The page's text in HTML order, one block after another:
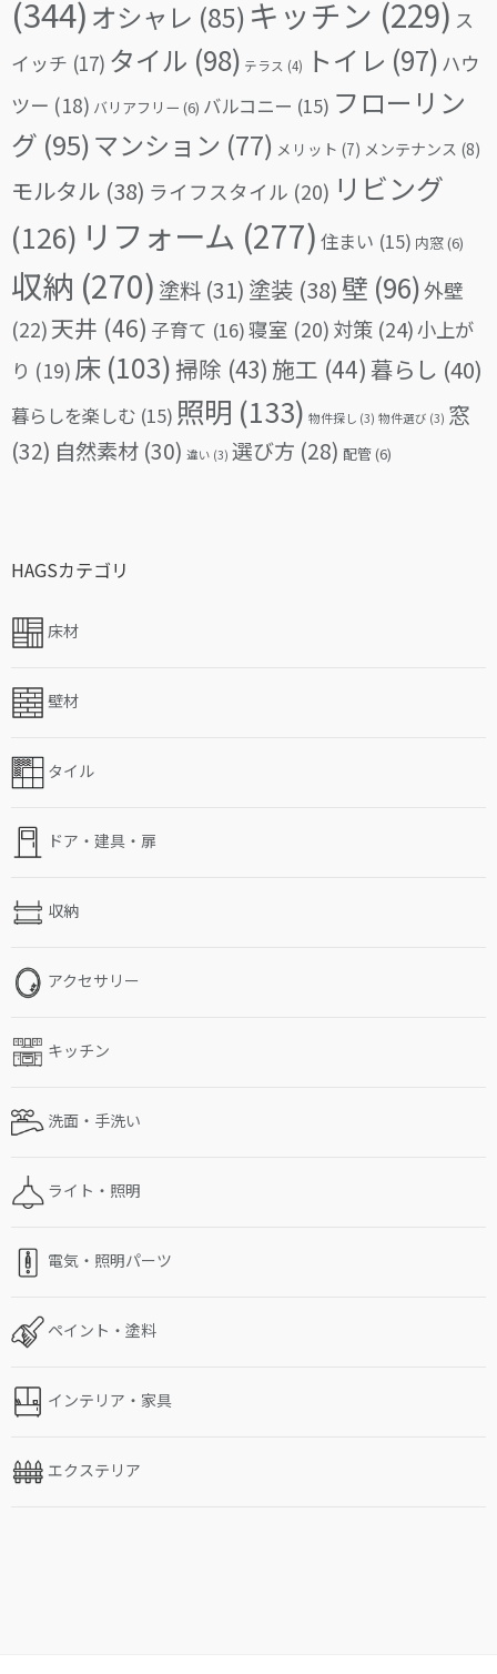
(344) オシャレ (85) キッチン (229) ス
イッチ (17) タイル (98) テラス (4) トイレ (97) ハウ
ツー (18) バリアフリー (6) バルコニー (15) フローリン
グ (95)マンション (77) メリット (7) メンテナンス (8)
モルタル (38) ライフスタイル (20) リビング
(126) リフォーム (277) 住まい (15) 内窓(6)
収納 (270) 塗料 (31) 塗装 (38) 壁 (96)外壁
(22)天井 (46) 子育て (16)寝室 (20) 対策 (24)小上が
り (19) 床 (103)掃除 (43) 施工 (44) 暮らし (40)
暮らしを楽しむ (15) 照明 (133) 物件探し (3) 物件選び (3) 窓
(32) 自然素材 (30) 違い (3) 選び方 (28) 配管(6)
HAGSカテゴリ
床材
壁材
タイル
ドア・建具・扉
収納
アクセサリー
キッチン
洗面・手洗い
ライト・照明
電気・照明パーツ
ペイント・塗料
インテリア・家具
エクステリア